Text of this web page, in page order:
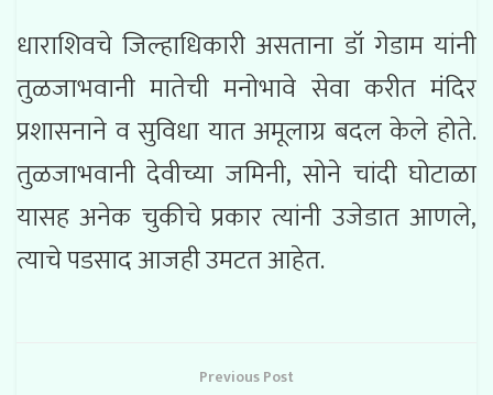
धाराशिवचे जिल्हाधिकारी असताना डॉ गेडाम यांनी
तुळजाभवानी मातेची मनोभावे सेवा करीत मंदिर
प्रशासनाने व सुविधा यात अमूलाग्र बदल केले होते.
तुळजाभवानी देवीच्या जमिनी, सोने चांदी घोटाळा
यासह अनेक चुकीचे प्रकार त्यांनी उजेडात आणले,
त्याचे पडसाद आजही उमटत आहेत.
Previous Post